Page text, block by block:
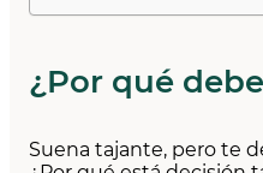
¿Por qué
Suena tajante, pero te